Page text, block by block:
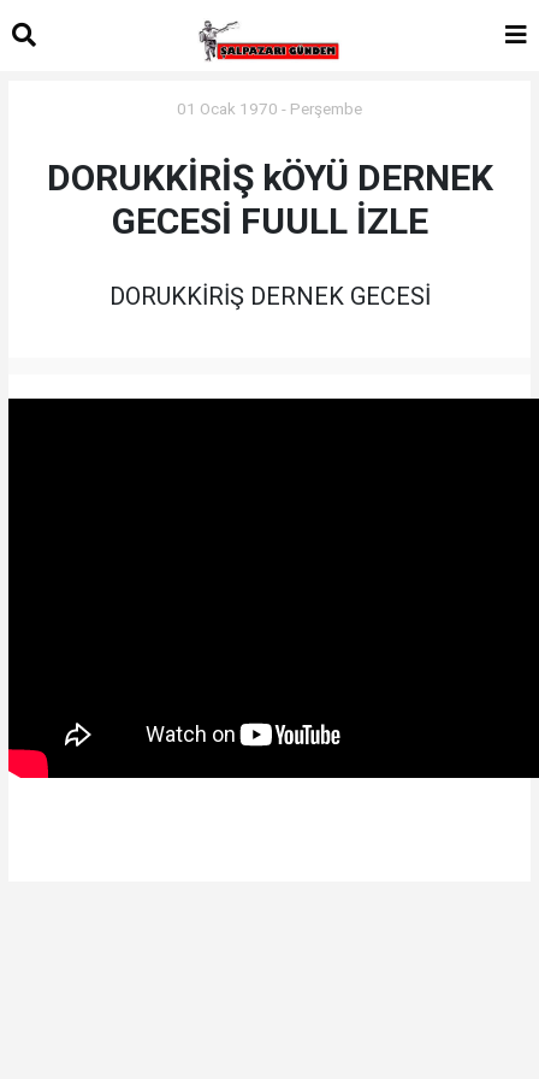
01 Ocak 1970 - Perşembe
DORUKKİRİŞ kÖYÜ DERNEK
GECESİ FUULL İZLE
DORUKKİRİŞ DERNEK GECESİ